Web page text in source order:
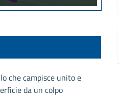
che campisce unito e
da un colpo